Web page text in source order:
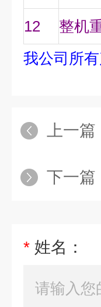
12 整机
我公司所
上一篇
下一篇
* 姓名：